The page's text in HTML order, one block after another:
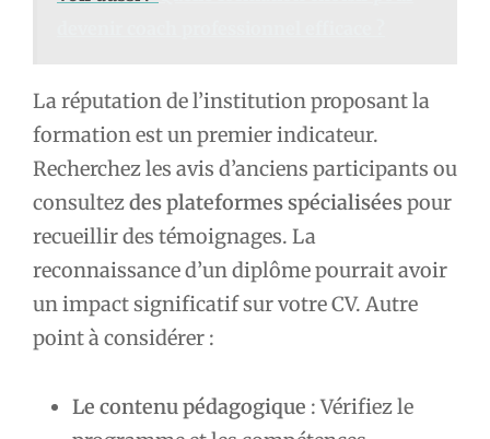
La réputation de l’institution proposant la
formation est un premier indicateur.
Recherchez les avis d’anciens participants ou
consultezdes plateformes spécialiséespour
recueillir des témoignages. La
reconnaissance d’un diplôme pourrait avoir
un impact significatif sur votre CV. Autre
point à considérer :
Le contenu pédagogique : Vérifiez le